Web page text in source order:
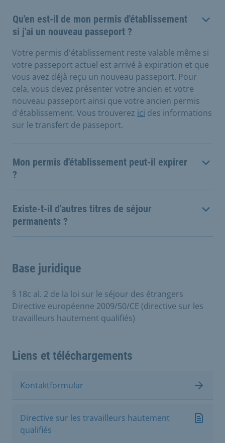
Qu'en est-il de mon permis d'établissement
si j'ai un nouveau passeport ?
Votre permis d'établissement reste valable même si
votre passeport actuel est arrivé à expiration et que
vous avez déjà reçu un nouveau passeport. Pour
cela, vous devez présenter votre ancien et votre
nouveau passeport ainsi que votre ancien permis
d'établissement. Vous trouverez ici des informations
sur le transfert de passeport.
Mon permis d'établissement peut-il expirer
?
Existe-t-il d'autres titres de séjour
permanents ?
Base juridique
§ 18c al. 2 de la loi sur le séjour des étrangers
Directive européenne 2009/50/CE (directive sur les
travailleurs hautement qualifiés)
Liens et téléchargements
Kontaktformular
Directive sur les travailleurs hautement
qualifiés